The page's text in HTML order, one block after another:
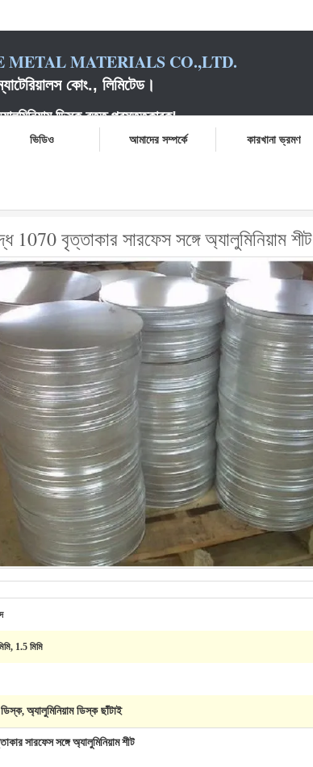
METAL MATERIALS CO.,LTD.
কোং., লিমিটেড।
ডিস্ক বৃত্ত প্রস্তুতকারক!
ভিডিও আমাদের সম্পর্কে কারখানা ভ্রমণ
বৃত্তাকার সারফেস সঙ্গে অ্যালুমিনিয়াম শীট
1.5 মিমি
ডিস্ক, অ্যালুমিনিয়াম ডিস্ক ছাঁটাই
সারফেস সঙ্গে অ্যালুমিনিয়াম শীট